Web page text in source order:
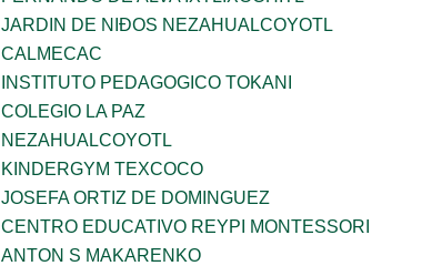
JARDIN DE NIÐOS NEZAHUALCOYOTL
CALMECAC
INSTITUTO PEDAGOGICO TOKANI
COLEGIO LA PAZ
NEZAHUALCOYOTL
KINDERGYM TEXCOCO
JOSEFA ORTIZ DE DOMINGUEZ
CENTRO EDUCATIVO REYPI MONTESSORI
ANTON S MAKARENKO